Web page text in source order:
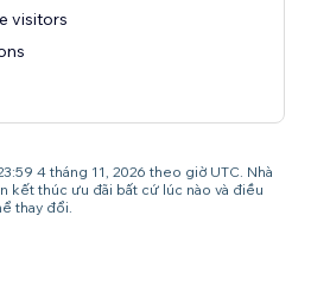
visitors
4 tháng 11, 2026 theo giờ UTC. Nhà
kết thúc ưu đãi bất cứ lúc nào và điều
thay đổi.